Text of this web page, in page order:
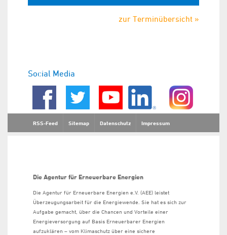
zur Terminübersicht »
Social Media
RSS-Feed Sitemap Datenschutz Impressum
Die Agentur für Erneuerbare Energien
Die Agentur für Erneuerbare Energien e.V. (AEE) leistet
Überzeugungsarbeit für die Energiewende. Sie hat es sich zur
Aufgabe gemacht, über die Chancen und Vorteile einer
Energieversorgung auf Basis Erneuerbarer Energien
aufzuklären – vom Klimaschutz über eine sichere